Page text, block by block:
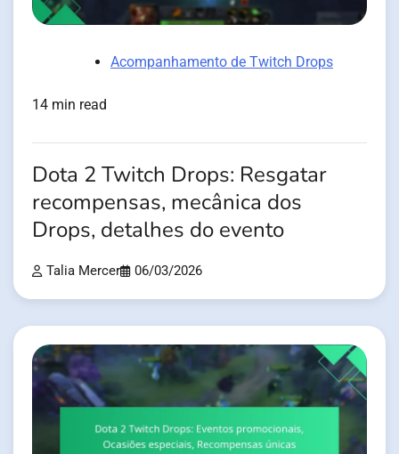
Acompanhamento de Twitch Drops
14 min read
Dota 2 Twitch Drops: Resgatar
recompensas, mecânica dos
Drops, detalhes do evento
Talia Mercer 06/03/2026